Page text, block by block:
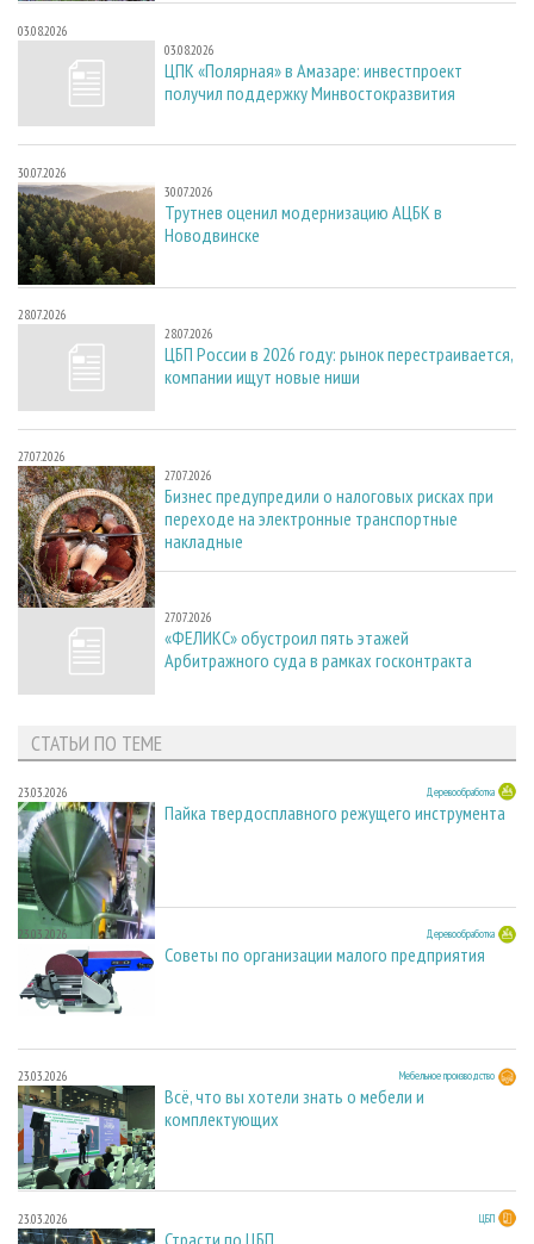
03.08.2026
03.08.2026
ЦПК «Полярная» в Амазаре: инвестпроект
получил поддержку Минвостокразвития
30.07.2026
30.07.2026
Трутнев оценил модернизацию АЦБК в
Новодвинске
28.07.2026
28.07.2026
ЦБП России в 2026 году: рынок перестраивается,
компании ищут новые ниши
27.07.2026
27.07.2026
Бизнес предупредили о налоговых рисках при
переходе на электронные транспортные
накладные
27.07.2026
27.07.2026
«ФЕЛИКС» обустроил пять этажей
Арбитражного суда в рамках госконтракта
СТАТЬИ ПО ТЕМЕ
23.03.2026 Деревообработка
Пайка твердосплавного режущего инструмента
23.03.2026 Деревообработка
Советы по организации малого предприятия
23.03.2026 Мебельное производство
Всё, что вы хотели знать о мебели и
комплектующих
23.03.2026 ЦБП
Страсти по ЦБП